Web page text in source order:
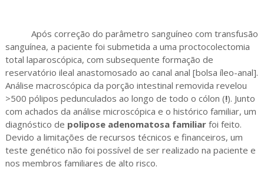
Após correção do parâmetro sanguíneo com transfusão
sanguínea, a paciente foi submetida a uma proctocolectomia
total laparoscópica, com subsequente formação de
reservatório ileal anastomosado ao canal anal [bolsa íleo-anal].
Análise macroscópica da porção intestinal removida revelou
>500 pólipos pedunculados ao longo de todo o cólon (!). Junto
com achados da análise microscópica e o histórico familiar, um
diagnóstico de polipose adenomatosa familiarfoi feito.
Devido a limitações de recursos técnicos e financeiros, um
teste genético não foi possível de ser realizado na paciente e
nos membros familiares de alto risco.